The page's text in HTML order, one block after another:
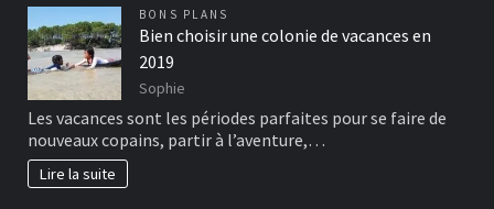
BONS PLANS
Bien choisir une colonie de vacances en
2019
Sophie
Les vacances sont les périodes parfaites pour se faire de
nouveaux copains, partir à l’aventure,…
Lire la suite